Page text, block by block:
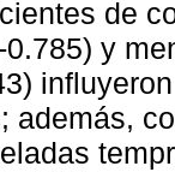
de
y
además,